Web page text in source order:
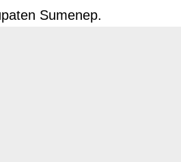
Sumenep.